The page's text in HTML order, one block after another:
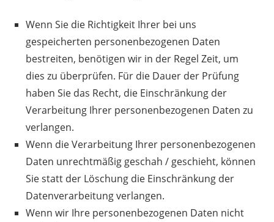
Wenn Sie die Richtigkeit Ihrer bei uns
gespeicherten personenbezogenen Daten
bestreiten, benötigen wir in der Regel Zeit, um
dies zu überprüfen. Für die Dauer der Prüfung
haben Sie das Recht, die Einschränkung der
Verarbeitung Ihrer personenbezogenen Daten zu
verlangen.
Wenn die Verarbeitung Ihrer personenbezogenen
Daten unrechtmäßig geschah / geschieht, können
Sie statt der Löschung die Einschränkung der
Datenverarbeitung verlangen.
Wenn wir Ihre personenbezogenen Daten nicht